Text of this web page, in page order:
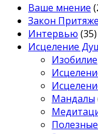
Ваше мнение
Закон
Интервью (35)
Исцеление
Изобилие
Мандалы